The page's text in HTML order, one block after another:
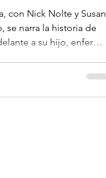
con Nick Nolte y Susan
se narra la historia de
a su hijo, enfermo
de la